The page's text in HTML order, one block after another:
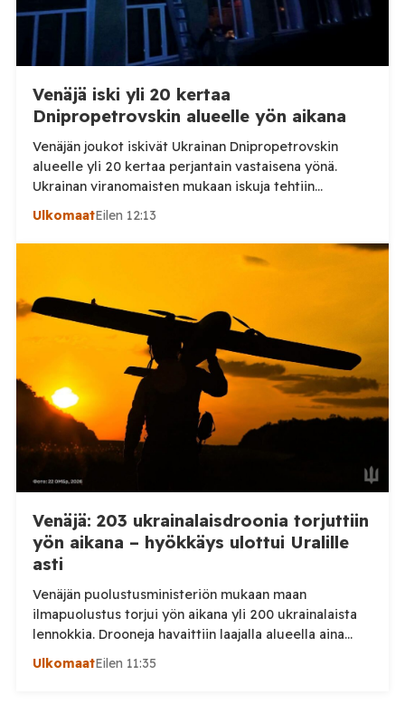
Venäjä iski yli 20 kertaa
Dnipropetrovskin alueelle yön aikana
Venäjän joukot iskivät Ukrainan Dnipropetrovskin
alueelle yli 20 kertaa perjantain vastaisena yönä.
Ukrainan viranomaisten mukaan iskuja tehtiin
drooneilla ja tykistöllä viidelle eri alueelle.
alueellisen sotilashallinnon johtaja Oleksandr Hanzha
kertoi perjantaiaamuna 7. elokuuta julkaisemassaan
hyökkäsivät yön aikana yli 20 kertaa viidelle alueelle.
Nikopolin alueella iskuja kohdistui Nikopolin
kaupunkiin sekä […]
UlkomaatEilen 12:13
Venäjä: 203 ukrainalaisdroonia torjuttiin
yön aikana – hyökkäys ulottui Uralille
asti
Venäjän puolustusministeriön mukaan maan
ilmapuolustus torjui yön aikana yli 200 ukrainalaista
lennokkia. Drooneja havaittiin laajalla alueella aina
Uralille asti. Venäjän puolustusministeriön virallisen
UlkomaatEilen 11:35